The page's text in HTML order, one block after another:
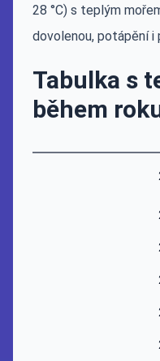
28 °C) s teplým
dovolenou, potápění i
Tabulka s
během